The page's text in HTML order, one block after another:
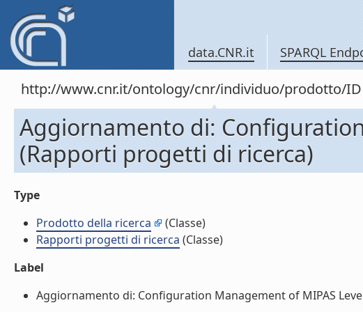
data.CNR.it SPARQL
http://www.cnr.it/ontology/cnr/individuo/prodotto/
Aggiornamento di:
(Rapporti progetti di ricerca)
Type
Prodotto della ricerca
(Classe)
Rapporti progetti di ricerca (Classe)
Label
Aggiornamento di: Configuration Management of MIPAS